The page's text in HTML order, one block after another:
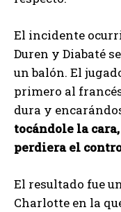
El incidente
Duren y Diabaté
un balón. El
primero al
dura y
tocándole la
perdiera el
El resultado fue
Charlotte en la